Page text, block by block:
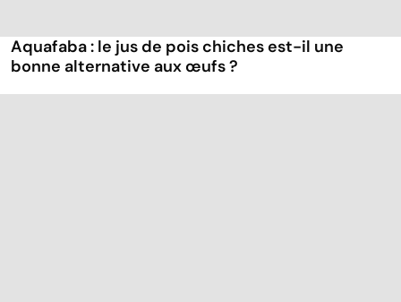
Aquafaba : le jus de pois chiches est-il une
bonne alternative aux œufs ?